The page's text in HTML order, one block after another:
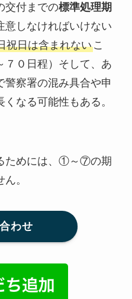
付までの標準処理期
意しなければいけない
祝日は含まれないこ
７０日程）そして、あ
警察署の混み具合や申
なる可能性もある。
ためには、①～⑦の期
。
わせ